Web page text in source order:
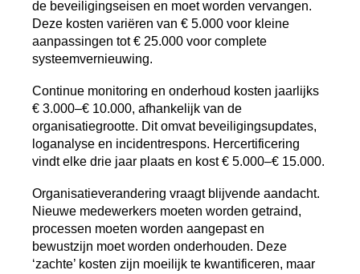
de beveiligingseisen en moet worden vervangen.
Deze kosten variëren van € 5.000 voor kleine
aanpassingen tot € 25.000 voor complete
systeemvernieuwing.
Continue monitoring en onderhoud kosten jaarlijks
€ 3.000–€ 10.000, afhankelijk van de
organisatiegrootte. Dit omvat beveiligingsupdates,
loganalyse en incidentrespons. Hercertificering
vindt elke drie jaar plaats en kost € 5.000–€ 15.000.
Organisatieverandering vraagt blijvende aandacht.
Nieuwe medewerkers moeten worden getraind,
processen moeten worden aangepast en
bewustzijn moet worden onderhouden. Deze
‘zachte’ kosten zijn moeilijk te kwantificeren, maar